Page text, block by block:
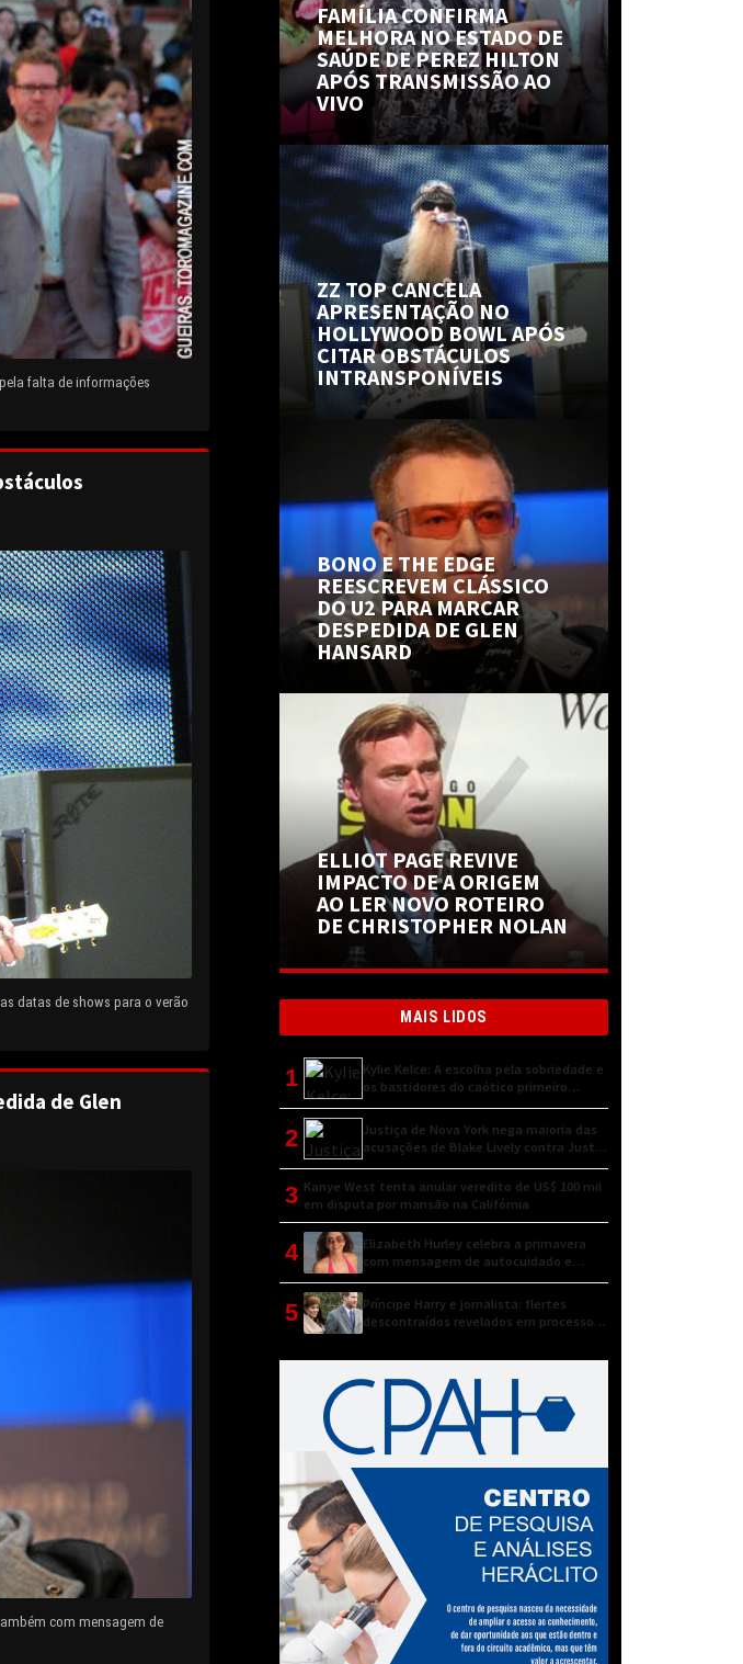
falta de informações
datas de shows para o verão
de Glen
com mensagem de
FAMÍLIA CONFIRMA
MELHORA NO ESTADO DE
SAÚDE DE PEREZ HILTON
APÓS TRANSMISSÃO AO
VIVO
ZZ TOP CANCELA
APRESENTAÇÃO NO
HOLLYWOOD BOWL APÓS
CITAR OBSTÁCULOS
INTRANSPONÍVEIS
BONO E THE EDGE
REESCREVEM CLÁSSICO
DO U2 PARA MARCAR
DESPEDIDA DE GLEN
HANSARD
ELLIOT PAGE REVIVE
IMPACTO DE A ORIGEM
AO LER NOVO ROTEIRO
DE CHRISTOPHER NOLAN
MAIS LIDOS
1
Kylie Kelce: A escolha pela sobriedade e
os bastidores do caótico primeiro
encontro
2
Justiça de Nova York nega maioria das
acusações de Blake Lively contra Justin
Baldoni
3 Kanye West tenta anular veredito de US$ 100 mil
em disputa por mansão na Califórnia
4
Elizabeth Hurley celebra a primavera
com mensagem de autocuidado e
conexão natural
5
Príncipe Harry e jornalista: flertes
descontraídos revelados em processo